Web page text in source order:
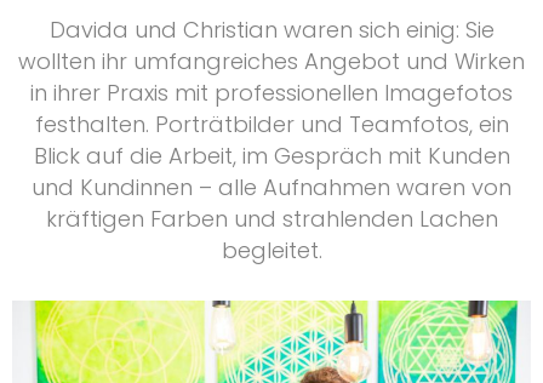
Davida und Christian waren sich einig: Sie
wollten ihr umfangreiches Angebot und Wirken
in ihrer Praxis mit professionellen Imagefotos
festhalten. Porträtbilder und Teamfotos, ein
Blick auf die Arbeit, im Gespräch mit Kunden
und Kundinnen – alle Aufnahmen waren von
kräftigen Farben und strahlenden Lachen
begleitet.